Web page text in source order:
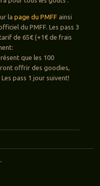
la page du PMFFainsi
du PMFF. Les pass 3
de 65€ (+1€ de frais
que les 100
offrir des goodies,
pass 1 jour suivent!